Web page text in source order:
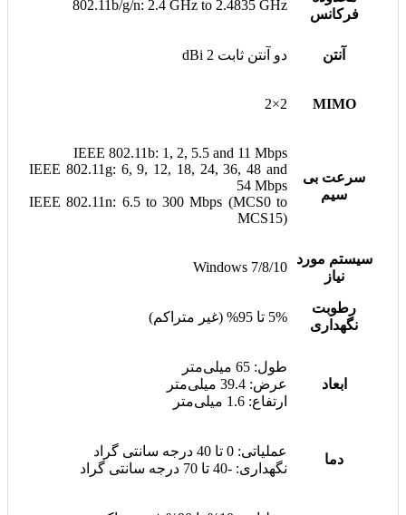
فرکانس
802.11b/g/n: 2.4 GHz to 2.4835 GHz
آنتن دو آنتن ثابت 2 dBi
MIMO
2×2
سرعت بی
سیم
IEEE 802.11b: 1, 2, 5.5 and 11 Mbps
IEEE 802.11g: 6, 9, 12, 18, 24, 36, 48 and
54 Mbps
IEEE 802.11n: 6.5 to 300 Mbps (MCS0 to
MCS15)
سیستم مورد
نیاز
Windows 7/8/10
رطوبت
نگهداری
5% تا 95% (غیر متراکم)
ابعاد
طول: 65 میلی‌متر
عرض: 39.4 میلی‌متر
ارتفاع: 1.6 میلی‌متر
دما
عملیاتی: 0 تا 40 درجه سانتی گراد
نگهداری: -40 تا 70 درجه سانتی گراد